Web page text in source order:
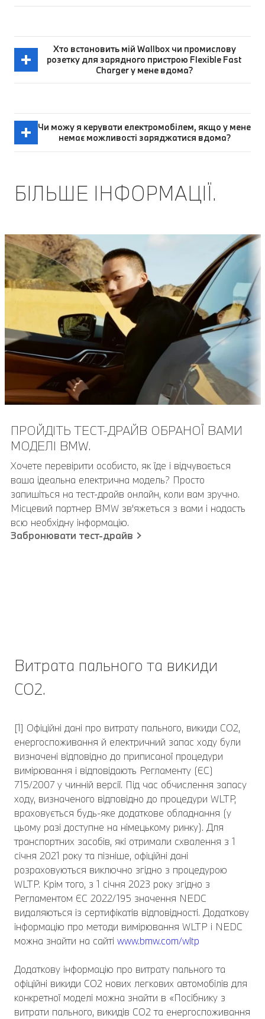
Хто встановить мій Wallbox чи промислову
розетку для зарядного пристрою Flexible Fast
Charger у мене вдома?
Чи можу я керувати електромобілем, якщо у мене
немає можливості заряджатися вдома?
БІЛЬШЕ ІНФОРМАЦІЇ.
ПРОЙДІТЬ ТЕСТ-ДРАЙВ ОБРАНОЇ ВАМИ
МОДЕЛІ BMW.
Хочете перевірити особисто, як їде і відчувається
ваша ідеальна електрична модель? Просто
запишіться на тест-драйв онлайн, коли вам зручно.
Місцевий партнер BMW зв'яжеться з вами і надасть
всю необхідну інформацію.
Забронювати тест-драйв
Витрата пального та викиди
CO2.
[1] Офіційні дані про витрату пального, викиди CO2,
енергоспоживання й електричний запас ходу були
визначені відповідно до приписаної процедури
вимірювання і відповідають Регламенту (ЄС)
715/2007 у чинній версії. Під час обчислення запасу
ходу, визначеного відповідно до процедури WLTP,
враховується будь-яке додаткове обладнання (у
цьому разі доступне на німецькому ринку). Для
транспортних засобів, які отримали схвалення з 1
січня 2021 року та пізніше, офіційні дані
розраховуються виключно згідно з процедурою
WLTP. Крім того, з 1 січня 2023 року згідно з
Регламентом ЄС 2022/195 значення NEDC
видаляються із сертифікатів відповідності. Додаткову
інформацію про методи вимірювання WLTP і NEDC
можна знайти на сайті www.bmw.com/wltp
Додаткову інформацію про витрату пального та
офіційні викиди CO2 нових легкових автомобілів для
конкретної моделі можна знайти в «Посібнику з
витрати пального, викидів CO2 та енергоспоживання